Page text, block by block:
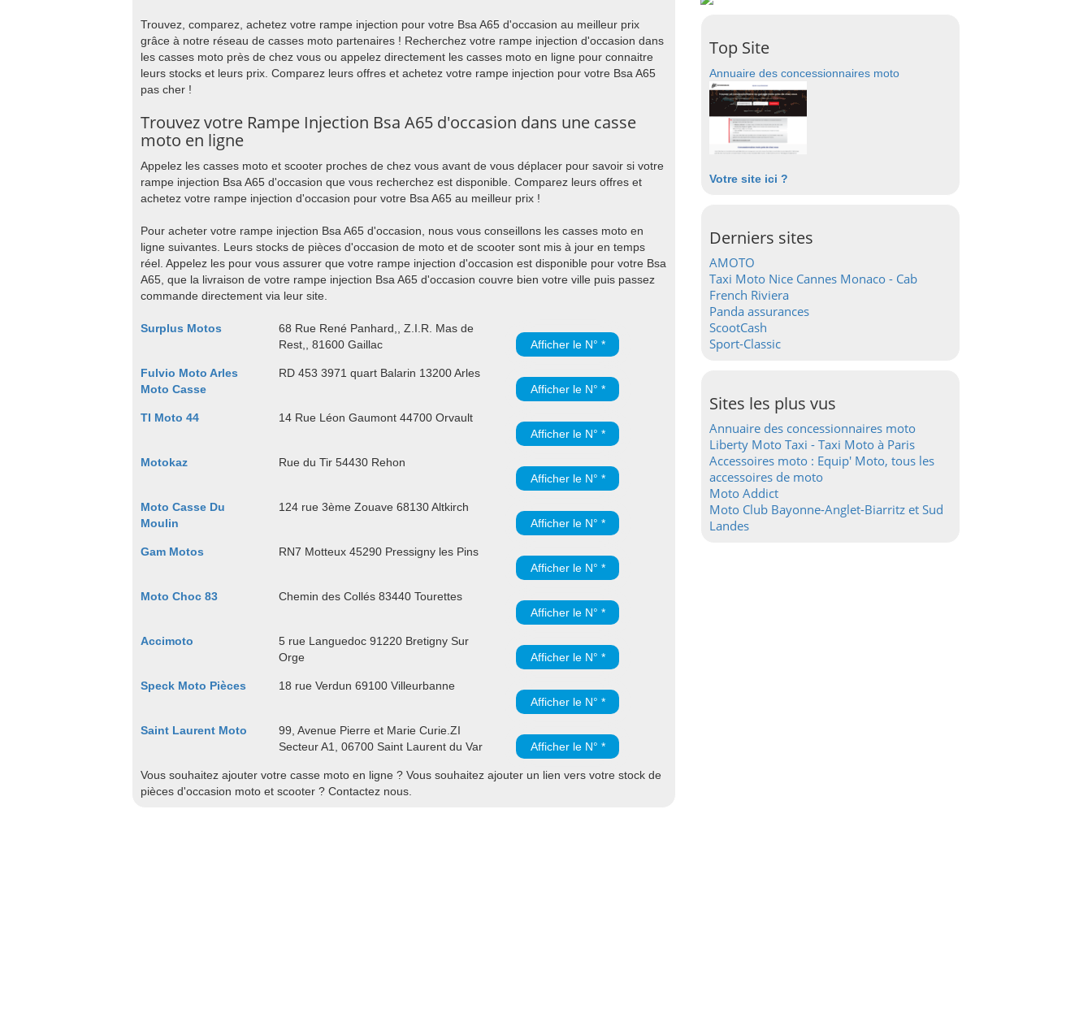
Trouvez, comparez, achetez votre rampe injection pour votre Bsa A65 d'occasion au meilleur prix
grâce à notre réseau de casses moto partenaires ! Recherchez votre rampe injection d'occasion dans
les casses moto près de chez vous ou appelez directement les casses moto en ligne pour connaitre
leurs stocks et leurs prix. Comparez leurs offres et achetez votre rampe injection pour votre Bsa A65
pas cher !
Trouvez votre Rampe Injection Bsa A65 d'occasion dans une casse
moto en ligne
Appelez les casses moto et scooter proches de chez vous avant de vous déplacer pour savoir si votre
rampe injection Bsa A65 d'occasion que vous recherchez est disponible. Comparez leurs offres et
achetez votre rampe injection d'occasion pour votre Bsa A65 au meilleur prix !
Pour acheter votre rampe injection Bsa A65 d'occasion, nous vous conseillons les casses moto en
ligne suivantes. Leurs stocks de pièces d'occasion de moto et de scooter sont mis à jour en temps
réel. Appelez les pour vous assurer que votre rampe injection d'occasion est disponible pour votre Bsa
A65, que la livraison de votre rampe injection Bsa A65 d'occasion couvre bien votre ville puis passez
commande directement via leur site.
Surplus Motos
68 Rue René Panhard,, Z.I.R. Mas de
Rest,, 81600 Gaillac
Afficher le N° *
Fulvio Moto Arles
Moto Casse
RD 453 3971 quart Balarin 13200 Arles
Afficher le N° *
TI Moto 44
14 Rue Léon Gaumont 44700 Orvault
Afficher le N° *
Motokaz
Rue du Tir 54430 Rehon
Afficher le N° *
Moto Casse Du
Moulin
124 rue 3ème Zouave 68130 Altkirch
Afficher le N° *
Gam Motos
RN7 Motteux 45290 Pressigny les Pins
Afficher le N° *
Moto Choc 83
Chemin des Collés 83440 Tourettes
Afficher le N° *
Accimoto
5 rue Languedoc 91220 Bretigny Sur
Orge
Afficher le N° *
Speck Moto Pièces
18 rue Verdun 69100 Villeurbanne
Afficher le N° *
Saint Laurent Moto
99, Avenue Pierre et Marie Curie.ZI
Secteur A1, 06700 Saint Laurent du Var
Afficher le N° *
Vous souhaitez ajouter votre casse moto en ligne ? Vous souhaitez ajouter un lien vers votre stock de
pièces d'occasion moto et scooter ? Contactez nous.
Top Site
Annuaire des concessionnaires moto
Votre site ici ?
Derniers sites
AMOTO
Taxi Moto Nice Cannes Monaco - Cab
French Riviera
Panda assurances
ScootCash
Sport-Classic
Sites les plus vus
Annuaire des concessionnaires moto
Liberty Moto Taxi - Taxi Moto à Paris
Accessoires moto : Equip' Moto, tous les
accessoires de moto
Moto Addict
Moto Club Bayonne-Anglet-Biarritz et Sud
Landes